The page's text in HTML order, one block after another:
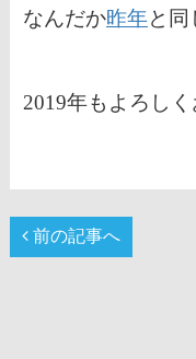
なんだか昨年と同
2019年もよろし
前の記事へ